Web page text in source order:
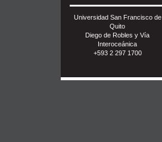
Universidad San Francisco de
Quito
Diego de Robles y Vía
Interoceánica
+593 2 297 1700